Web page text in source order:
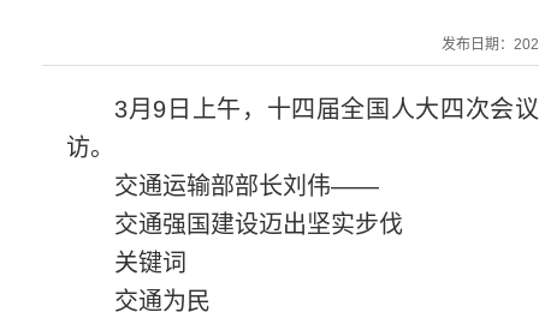
发布日期：
3月9日上午，十四届全国人大四次会
访。
交通运输部部长刘伟——
交通强国建设迈出坚实步伐
关键词
交通为民